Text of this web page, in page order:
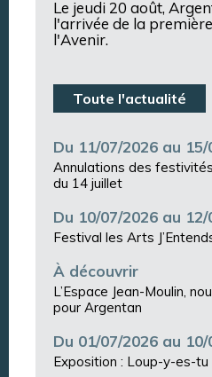
Le jeudi 20 août,
l'arrivée de la
l'Avenir.
Toute l'actualité
Du 11/07/2026 au 15/
Annulations des
du 14 juillet
Du 10/07/2026 au 12/
Festival les Arts
À découvrir
L’Espace Jean-Moulin,
pour Argentan
Du 01/07/2026 au 10/
Exposition : Loup-y-es-tu